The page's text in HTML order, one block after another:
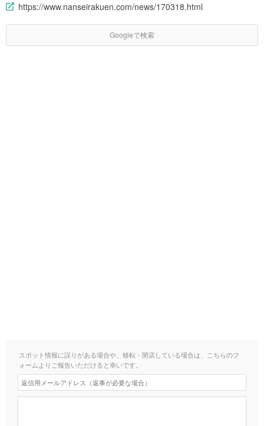
https://www.nanseirakuen.com/news/170318.html
Googleで検索
スポット情報に誤りがある場合や、移転・閉店している場合は、こちらのフ
ォームよりご報告いただけると幸いです。